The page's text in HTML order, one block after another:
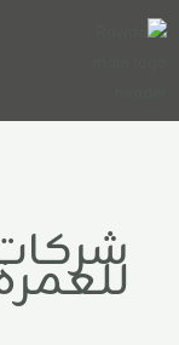
تخطي
إلى